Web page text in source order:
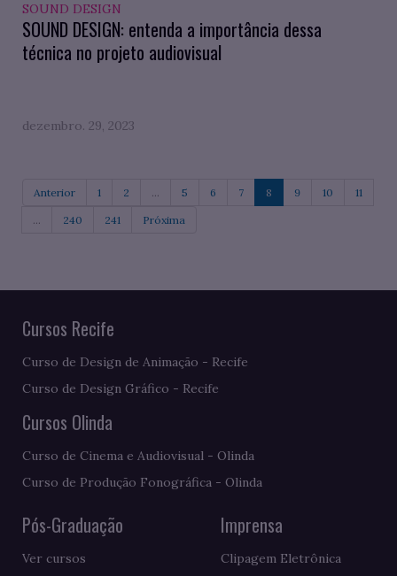
SOUND DESIGN
SOUND DESIGN: entenda a importância dessa
técnica no projeto audiovisual
dezembro. 29, 2023
Anterior 1 2 ... 5 6 7 8 9 10 11
... 240 241 Próxima
Cursos Recife
Curso de Design de Animação - Recife
Curso de Design Gráfico - Recife
Cursos Olinda
Curso de Cinema e Audiovisual - Olinda
Curso de Produção Fonográfica - Olinda
Pós-Graduação
Ver cursos
Imprensa
Clipagem Eletrônica